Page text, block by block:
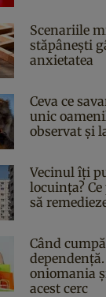
Scenariile
stăpânești
anxietatea
Ceva ce
unic
observat și
Vecinul îți
locuința?
să
Când
oniomania
acest cerc